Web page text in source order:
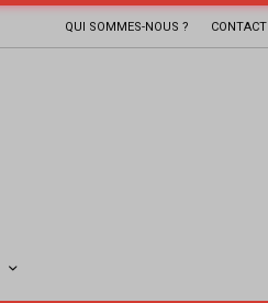
QUI SOMMES-NOUS ? CONTACT